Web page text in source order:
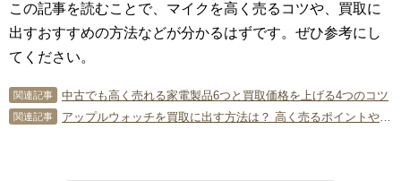
この記事を読むことで、マイクを高く売るコツや、買取に
出すおすすめの方法などが分かるはずです。ぜひ参考にし
てください。
関連記事 中古でも高く売れる家電製品6つと買取価格を上げる4つのコツ
関連記事 アップルウォッチを買取に出す方法は？ 高く売るポイントや注意点